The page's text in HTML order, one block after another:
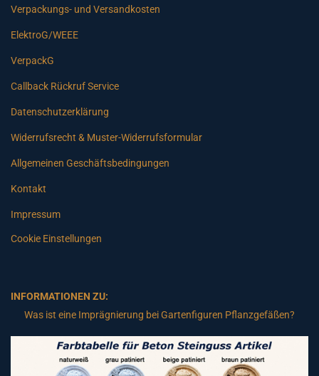
Verpackungs- und Versandkosten
ElektroG/WEEE
VerpackG
Callback Rückruf Service
Datenschutzerklärung
Widerrufsrecht & Muster-Widerrufsformular
Allgemeinen Geschäftsbedingungen
Kontakt
Impressum
Cookie Einstellungen
INFORMATIONEN ZU:
Was ist eine Imprägnierung bei Gartenfiguren Pflanzgefäßen?